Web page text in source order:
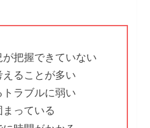
把握できていない
ることが多い
ラブルに弱い
っている